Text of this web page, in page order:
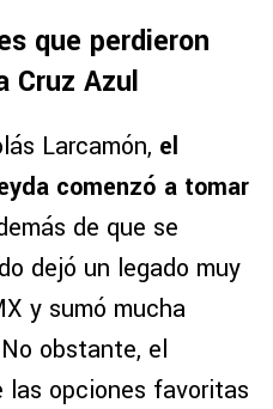
que perdieron
Cruz Azul
Larcamón, el
comenzó a tomar
de que se
dejó un legado muy
y sumó mucha
obstante, el
las opciones favoritas